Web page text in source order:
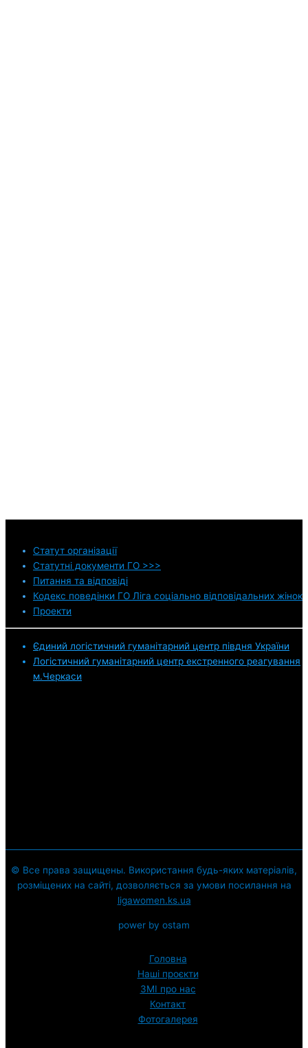
Статут організації
Статутні документи ГО >>>
Питання та відповіді
Кодекс поведінки ГО Ліга соціально відповідальних жінок
Проекти
Єдиний логістичний гуманітарний центр півдня України
Логістичний гуманітарний центр екстренного реагування
м.Черкаси
© Все права защищены. Використання будь-яких матеріалів,
розміщених на сайті, дозволяється за умови посилання на
ligawomen.ks.ua
power by ostam
Головна
Наші проєкти
ЗМI про нас
Контакт
Фотогалерея